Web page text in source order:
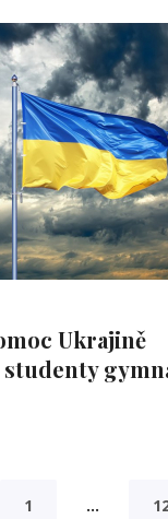
Ukrajině
1 …